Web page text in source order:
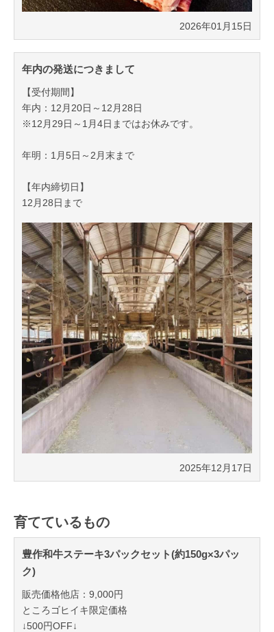
2026年01月15日
年内の発送につきまして
【受付期間】
年内：12月20日～12月28日
※12月29日～1月4日まではお休みです。
年明：1月5日～2月末まで
【年内締切日】
12月28日まで
2025年12月17日
育てているもの
豊作和牛ステーキ3パックセット(約150g×3パッ
ク)
販売価格他店：9,000円
ところゴヒイキ限定価格
↓500円OFF↓